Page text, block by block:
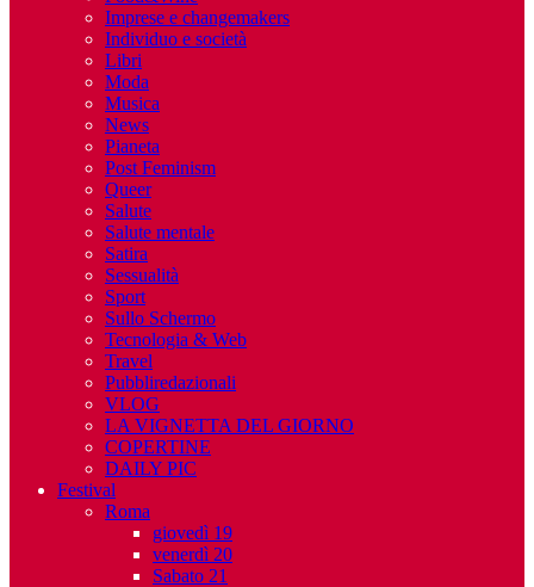
Imprese e changemakers
Individuo e società
Libri
Moda
Musica
News
Pianeta
Post Feminism
Queer
Salute
Salute mentale
Satira
Sessualità
Sport
Sullo Schermo
Tecnologia & Web
Travel
Pubbliredazionali
VLOG
LA VIGNETTA DEL GIORNO
COPERTINE
DAILY PIC
Festival
Roma
giovedì 19
venerdì 20
Sabato 21